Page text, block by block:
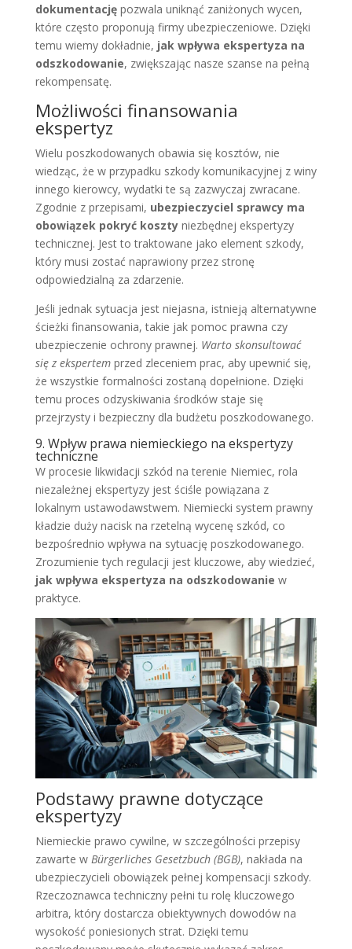
dokumentacjępozwala uniknąć zaniżonych wycen,
które często proponują firmy ubezpieczeniowe. Dzięki
temu wiemy dokładnie, jak wpływa ekspertyza na
odszkodowanie, zwiększając nasze szanse na pełną
rekompensatę.
Możliwości finansowania
ekspertyz
Wielu poszkodowanych obawia się kosztów, nie
wiedząc, że w przypadku szkody komunikacyjnej z winy
innego kierowcy, wydatki te są zazwyczaj zwracane.
Zgodnie z przepisami, ubezpieczyciel sprawcy ma
obowiązek pokryć kosztyniezbędnej ekspertyzy
technicznej. Jest to traktowane jako element szkody,
który musi zostać naprawiony przez stronę
odpowiedzialną za zdarzenie.
Jeśli jednak sytuacja jest niejasna, istnieją alternatywne
ścieżki finansowania, takie jak pomoc prawna czy
ubezpieczenie ochrony prawnej. Warto skonsultować
się z ekspertemprzed zleceniem prac, aby upewnić się,
że wszystkie formalności zostaną dopełnione. Dzięki
temu proces odzyskiwania środków staje się
przejrzysty i bezpieczny dla budżetu poszkodowanego.
9. Wpływ prawa niemieckiego na ekspertyzy
techniczne
W procesie likwidacji szkód na terenie Niemiec, rola
niezależnej ekspertyzy jest ściśle powiązana z
lokalnym ustawodawstwem. Niemiecki system prawny
kładzie duży nacisk na rzetelną wycenę szkód, co
bezpośrednio wpływa na sytuację poszkodowanego.
Zrozumienie tych regulacji jest kluczowe, aby wiedzieć,
jak wpływa ekspertyza na odszkodowanie w
praktyce.
Podstawy prawne dotyczące
ekspertyzy
Niemieckie prawo cywilne, w szczególności przepisy
zawarte w Bürgerliches Gesetzbuch (BGB), nakłada na
ubezpieczycieli obowiązek pełnej kompensacji szkody.
Rzeczoznawca techniczny pełni tu rolę kluczowego
arbitra, który dostarcza obiektywnych dowodów na
wysokość poniesionych strat. Dzięki temu